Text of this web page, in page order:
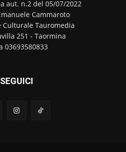
aut. n.2 del 05/07/2022
Cammaroto
Culturale Tauromedia
251 - Taormina
03693580833
SEGUICI